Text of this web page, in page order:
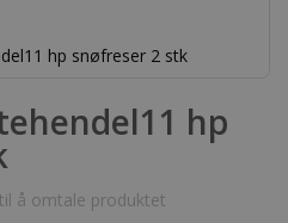
hp snøfreser 2 stk
hp
å omtale produktet